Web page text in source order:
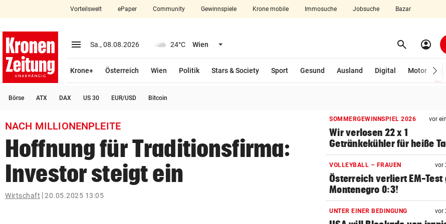
closeSchließen
account_circle Anmelden
arrow_right
bookmark
search
Suchbegriff
eingeben
Vorteilswelt ePaper Community Gewinnspiele Krone mobile Immosuche Jobsuche Bazar
menu Menü aufklappen
Sa., 08.08.2026 24°C Wien Menü aufklappen search Suchen
account_circle
Krone+ Österreich Wien Politik Stars & Society Sport Gesund Ausland Digital Motor
Börse ATX DAX US 30 EUR/USD Bitcoin
NACH MILLIONENPLEITE
Hoffnung für Traditionsfirma:
Investor steigt ein
Wirtschaft 20.05.2025 13:05
SOMMERGEWINNSPIEL 2026 vor
Wir verlosen 22 x 1
Getränkekühler für heiße
VOLLEYBALL – FRAUEN vor
Österreich verliert EM-Test
Montenegro 0:3!
UNTER EINER BEDINGUNG vor